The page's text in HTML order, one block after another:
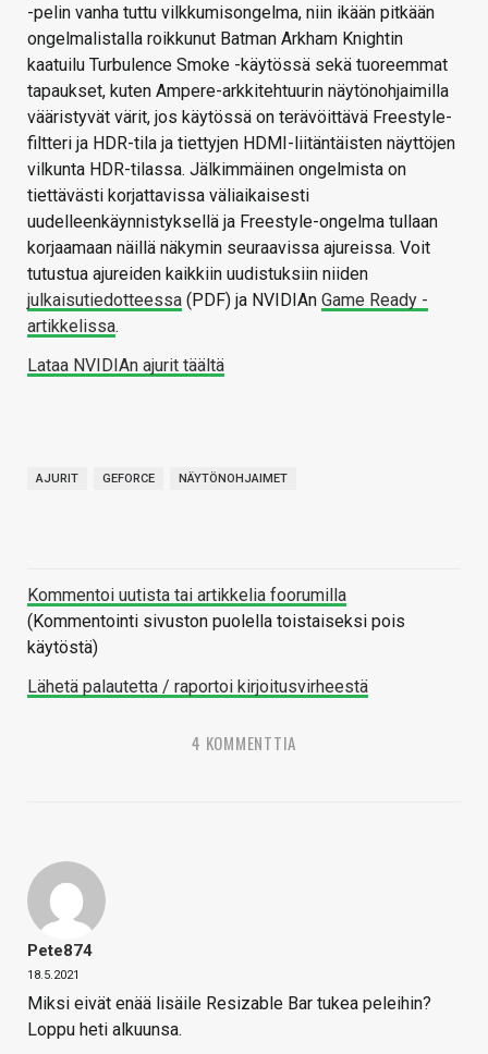
-pelin vanha tuttu vilkkumisongelma, niin ikään pitkään
ongelmalistalla roikkunut Batman Arkham Knightin
kaatuilu Turbulence Smoke -käytössä sekä tuoreemmat
tapaukset, kuten Ampere-arkkitehtuurin näytönohjaimilla
vääristyvät värit, jos käytössä on terävöittävä Freestyle-
filtteri ja HDR-tila ja tiettyjen HDMI-liitäntäisten näyttöjen
vilkunta HDR-tilassa. Jälkimmäinen ongelmista on
tiettävästi korjattavissa väliaikaisesti
uudelleenkäynnistyksellä ja Freestyle-ongelma tullaan
korjaamaan näillä näkymin seuraavissa ajureissa. Voit
tutustua ajureiden kaikkiin uudistuksiin niiden
julkaisutiedotteessa (PDF) ja NVIDIAn Game Ready -
artikkelissa.
Lataa NVIDIAn ajurit täältä
AJURIT GEFORCE NÄYTÖNOHJAIMET
Kommentoi uutista tai artikkelia foorumilla
(Kommentointi sivuston puolella toistaiseksi pois
käytöstä)
Lähetä palautetta / raportoi kirjoitusvirheestä
4 KOMMENTTIA
Pete874
18.5.2021
Miksi eivät enää lisäile Resizable Bar tukea peleihin?
Loppu heti alkuunsa.